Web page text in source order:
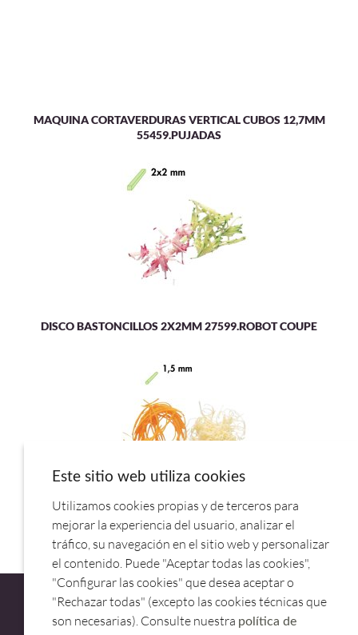
MAQUINA CORTAVERDURAS VERTICAL CUBOS 12,7MM
55459.PUJADAS
DISCO BASTONCILLOS 2X2MM 27599.ROBOT COUPE
DISCO RALLADOR 1,5 MM 27148.ROBOT COUPE
Este sitio web utiliza cookies
Utilizamos cookies propias y de terceros para
mejorar la experiencia del usuario, analizar el
tráfico, su navegación en el sitio web y personalizar
el contenido. Puede "Aceptar todas las cookies",
"Configurar las cookies" que desea aceptar o
"Rechazar todas" (excepto las cookies técnicas que
son necesarias). Consulte nuestra política de